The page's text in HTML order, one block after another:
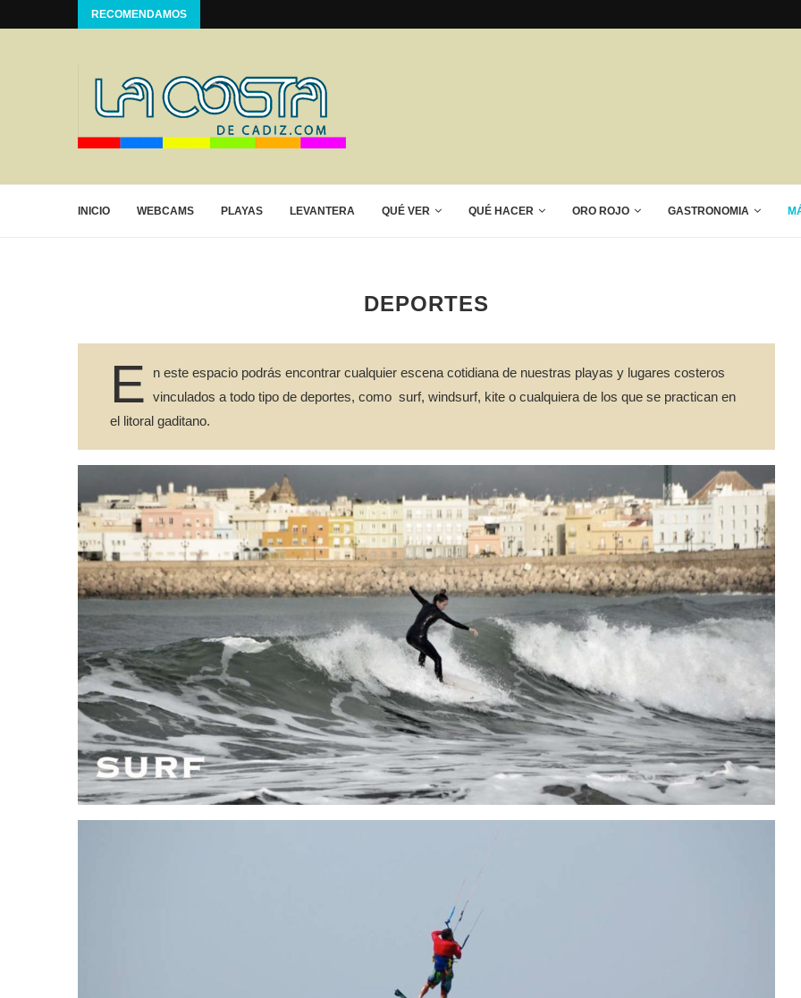
RECOMENDAMOS
INICIO WEBCAMS PLAYAS LEVANTERA QUÉ VER QUÉ HACER ORO ROJO GASTRONOMIA
DEPORTES
E
n este espacio podrás encontrar cualquier escena cotidiana de nuestras playas y lugares costeros
vinculados a todo tipo de deportes, como surf, windsurf, kite o cualquiera de los que se practican en
el litoral gaditano.